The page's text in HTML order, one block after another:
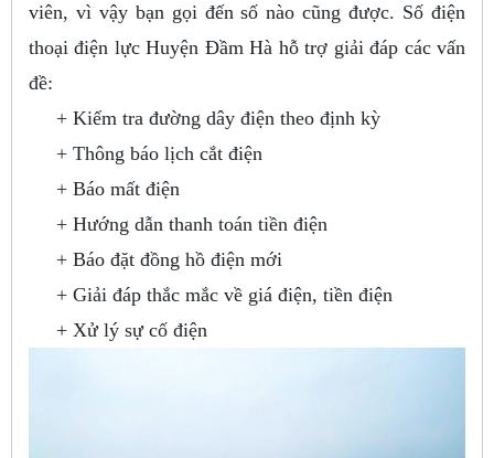
viên, vì vậy bạn gọi đến số nào cũng được. Số điện
thoại điện lực Huyện Đầm Hà hỗ trợ giải đáp các vấn
đề:
+ Kiểm tra đường dây điện theo định kỳ
+ Thông báo lịch cắt điện
+ Báo mất điện
+ Hướng dẫn thanh toán tiền điện
+ Báo đặt đồng hồ điện mới
+ Giải đáp thắc mắc về giá điện, tiền điện
+ Xử lý sự cố điện